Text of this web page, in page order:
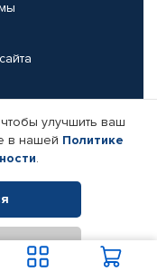
компании
защищены.
Автопрофи.
улучшить ваш
в нашей Политике
.